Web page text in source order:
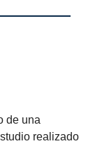
de una
realizado